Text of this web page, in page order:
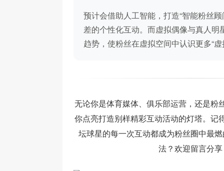
预计会借助人工智能，打造“智能粉丝
差的个性化互动。而虚拟偶像与真人明
趋势，使粉丝在虚拟空间中认识更多“虚
无论你是体育媒体、俱乐部运营，还是粉
你点亮打造别样精彩互动活动的灯塔。记
坛球星的每一次互动都成为粉丝圈中最
法？欢迎留言分